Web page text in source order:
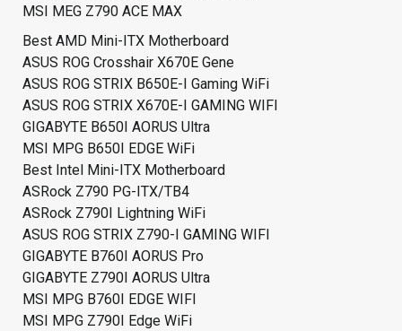
MSI MEG Z790 ACE MAX
Best AMD Mini-ITX Motherboard
ASUS ROG Crosshair X670E Gene
ASUS ROG STRIX B650E-I Gaming WiFi
ASUS ROG STRIX X670E-I GAMING WIFI
GIGABYTE B650I AORUS Ultra
MSI MPG B650I EDGE WiFi
Best Intel Mini-ITX Motherboard
ASRock Z790 PG-ITX/TB4
ASRock Z790I Lightning WiFi
ASUS ROG STRIX Z790-I GAMING WIFI
GIGABYTE B760I AORUS Pro
GIGABYTE Z790I AORUS Ultra
MSI MPG B760I EDGE WIFI
MSI MPG Z790I Edge WiFi